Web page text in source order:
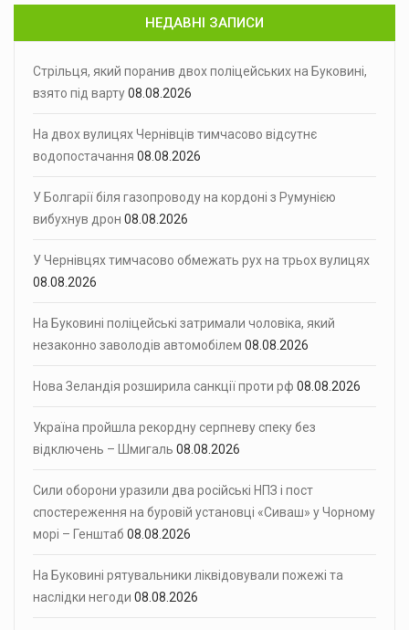
НЕДАВНІ ЗАПИСИ
Стрільця, який поранив двох поліцейських на Буковині,
взято під варту08.08.2026
На двох вулицях Чернівців тимчасово відсутнє
водопостачання 08.08.2026
У Болгарії біля газопроводу на кордоні з Румунією
вибухнув дрон 08.08.2026
У Чернівцях тимчасово обмежать рух на трьох вулицях
08.08.2026
На Буковині поліцейські затримали чоловіка, який
незаконно заволодів автомобілем 08.08.2026
Нова Зеландія розширила санкції проти рф 08.08.2026
Україна пройшла рекордну серпневу спеку без
відключень – Шмигаль 08.08.2026
Сили оборони уразили два російські НПЗ і пост
спостереження на буровій установці «Сиваш» у Чорному
морі – Генштаб 08.08.2026
На Буковині рятувальники ліквідовували пожежі та
наслідки негоди 08.08.2026